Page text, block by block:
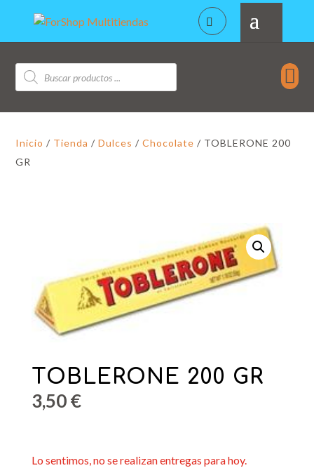
Búsqueda
de
productos

Inicio / Tienda /Dulces /Chocolate / TOBLERONE 200
GR
TOBLERONE 200 GR
3,50€
Lo sentimos, no se realizan entregas para hoy.